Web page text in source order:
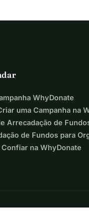
as crianças que
direitos das crianças,
e brilharem.
uma escola sólida e
materiais criativos e
WhyDonate
uma Campanha na
Arrecadação de
de Fundos para
Confiar na WhyDonate